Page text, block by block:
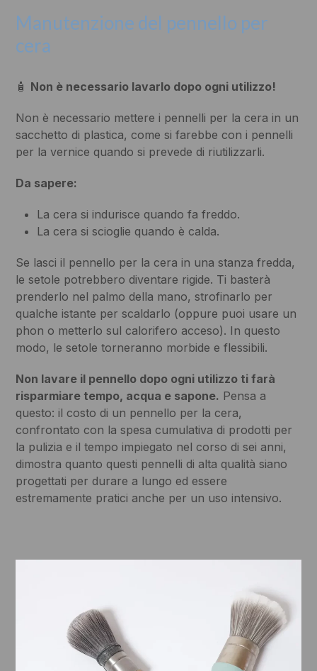
Manutenzione del pennello per
cera
🧴 Non è necessario lavarlo dopo ogni utilizzo!
Non è necessario mettere i pennelli per la cera in un
sacchetto di plastica, come si farebbe con i pennelli
per la vernice quando si prevede di riutilizzarli.
Da sapere:
La cera si indurisce quando fa freddo.
La cera si scioglie quando è calda.
Se lasci il pennello per la cera in una stanza fredda,
le setole potrebbero diventare rigide. Ti basterà
prenderlo nel palmo della mano, strofinarlo per
qualche istante per scaldarlo (oppure puoi usare un
phon o metterlo sul calorifero acceso). In questo
modo, le setole torneranno morbide e flessibili.
Non lavare il pennello dopo ogni utilizzo ti farà
risparmiare tempo, acqua e sapone. Pensa a
questo: il costo di un pennello per la cera,
confrontato con la spesa cumulativa di prodotti per
la pulizia e il tempo impiegato nel corso di sei anni,
dimostra quanto questi pennelli di alta qualità siano
progettati per durare a lungo ed essere
estremamente pratici anche per un uso intensivo.